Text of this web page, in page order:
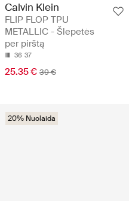
Calvin Klein
FLIP FLOP TPU
METALLIC - Šlepetės
per pirštą
36 37
25.35 € 39 €
20% Nuolaida